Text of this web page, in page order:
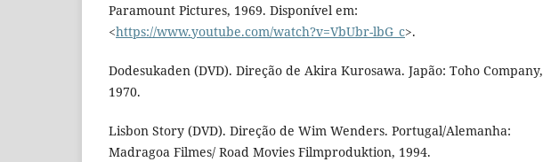
Paramount Pictures, 1969. Disponí­vel em:
<https://www.youtube.com/watch?v=VbUbr-lbG_c>.
Dodesukaden (DVD). Direção de Akira Kurosawa. Japão: Toho Company,
1970.
Lisbon Story (DVD). Direção de Wim Wenders. Portugal/Alemanha:
Madragoa Filmes/ Road Movies Filmproduktion, 1994.